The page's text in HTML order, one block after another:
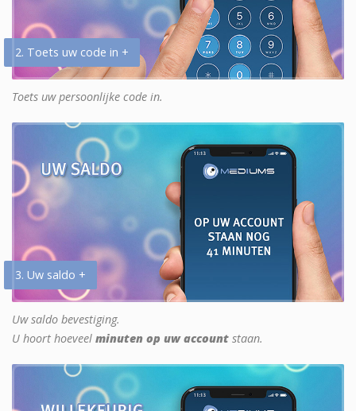
2. Toets uw code in +
Toets uw persoonlijke code in.
3. Uw saldo +
Uw saldo bevestiging.
U hoort hoeveel minuten op uw account staan.